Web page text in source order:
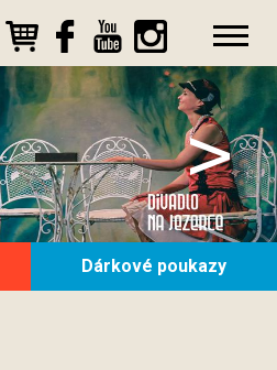
>
Dárkové poukazy